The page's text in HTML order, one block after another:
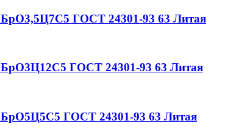
БрО3,5Ц7С5 ГОСТ 24301-93 63 Литая
БрО3Ц12С5 ГОСТ 24301-93 63 Литая
БрО5Ц5С5 ГОСТ 24301-93 63 Литая